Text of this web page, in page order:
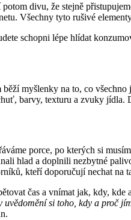
divu, že stejně
Všechny tyto rušivé
schopni lépe hlídat
myšlenky na to, co
barvy, texturu a zvuky jídla.
porce, po kterých si
hlad a doplnili nezbytné
kteří doporučují nechat na
čas a vnímat jak, kdy,
si toho, kdy a proč